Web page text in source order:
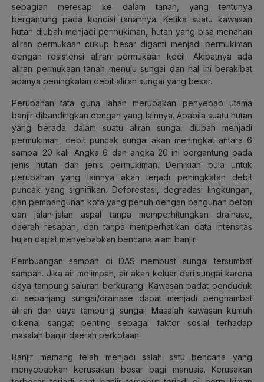
sebagian meresap ke dalam tanah, yang tentunya
bergantung pada kondisi tanahnya. Ketika suatu kawasan
hutan diubah menjadi permukiman, hutan yang bisa menahan
aliran permukaan cukup besar diganti menjadi permukiman
dengan resistensi aliran permukaan kecil. Akibatnya ada
aliran permukaan tanah menuju sungai dan hal ini berakibat
adanya peningkatan debit aliran sungai yang besar.
Perubahan tata guna lahan merupakan penyebab utama
banjir dibandingkan dengan yang lainnya. Apabila suatu hutan
yang berada dalam suatu aliran sungai diubah menjadi
permukiman, debit puncak sungai akan meningkat antara 6
sampai 20 kali. Angka 6 dan angka 20 ini bergantung pada
jenis hutan dan jenis permukiman. Demikian pula untuk
perubahan yang lainnya akan terjadi peningkatan debit
puncak yang signifikan. Deforestasi, degradasi lingkungan,
dan pembangunan kota yang penuh dengan bangunan beton
dan jalan-jalan aspal tanpa memperhitungkan drainase,
daerah resapan, dan tanpa memperhatikan data intensitas
hujan dapat menyebabkan bencana alam banjir.
Pembuangan sampah di DAS membuat sungai tersumbat
sampah. Jika air melimpah, air akan keluar dari sungai karena
daya tampung saluran berkurang. Kawasan padat penduduk
di sepanjang sungai/drainase dapat menjadi penghambat
aliran dan daya tampung sungai. Masalah kawasan kumuh
dikenal sangat penting sebagai faktor sosial terhadap
masalah banjir daerah perkotaan.
Banjir memang telah menjadi salah satu bencana yang
menyebabkan kerusakan besar bagi manusia. Kerusakan